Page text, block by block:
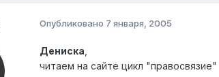
Опубликовано 7 января, 2005
Дениска
читаем на сайте цикл "правосвязие"